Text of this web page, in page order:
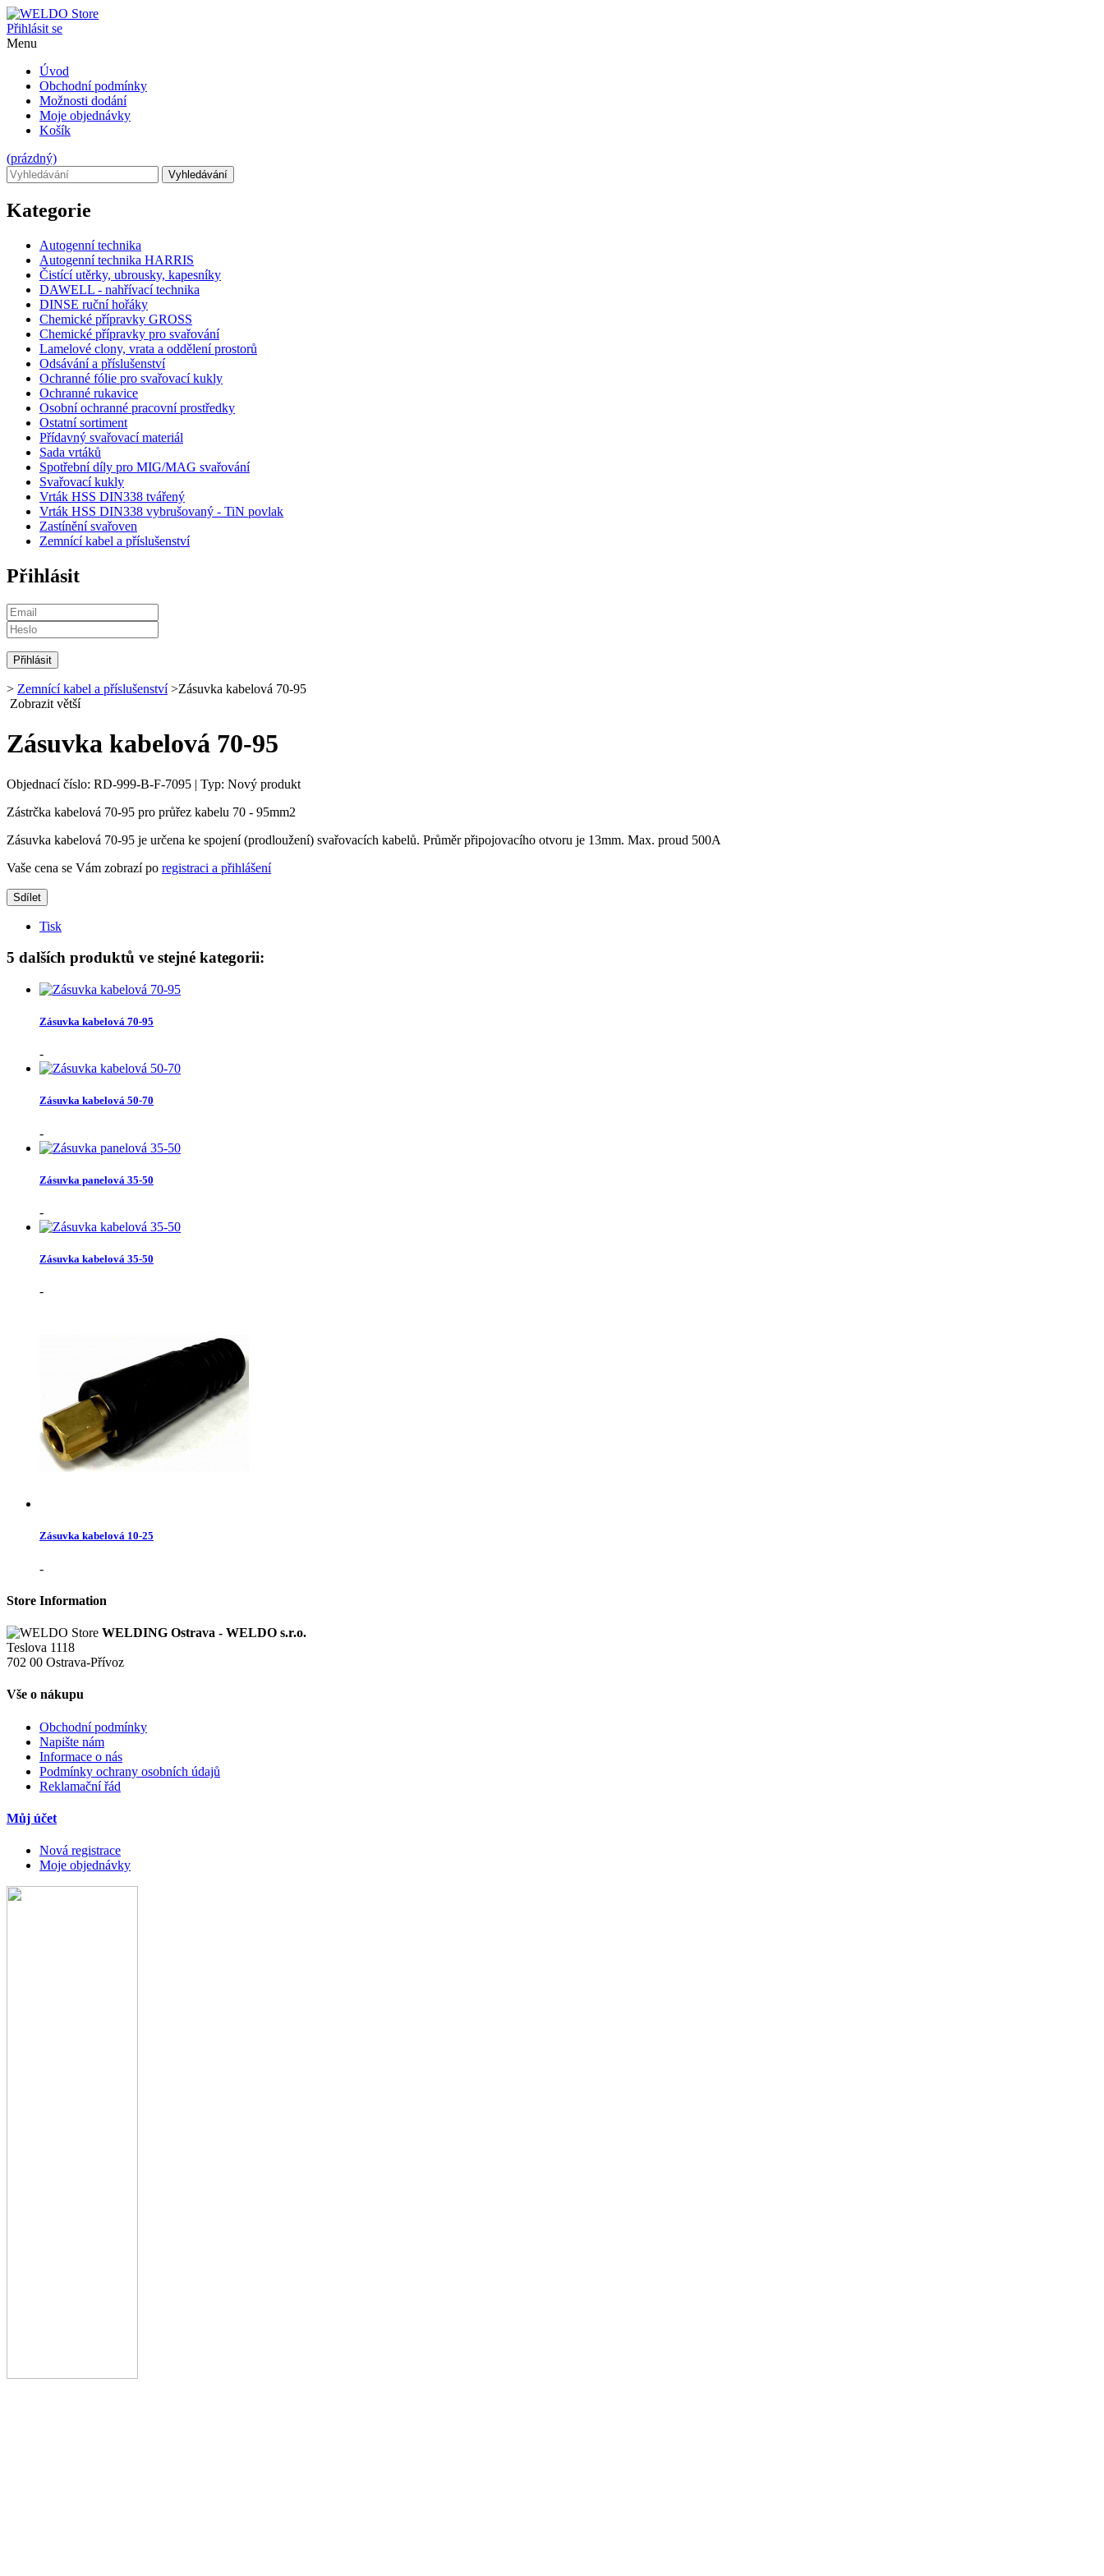
Přihlásit se
Menu
Úvod
Obchodní podmínky
Možnosti dodání
Moje objednávky
Košík
(prázdný)
Vyhledávání
Kategorie
Autogenní technika
Autogenní technika HARRIS
Čistící utěrky, ubrousky, kapesníky
DAWELL - nahřívací technika
DINSE ruční hořáky
Chemické přípravky GROSS
Chemické přípravky pro svařování
Lamelové clony, vrata a oddělení prostorů
Odsávání a příslušenství
Ochranné fólie pro svařovací kukly
Ochranné rukavice
Osobní ochranné pracovní prostředky
Ostatní sortiment
Přídavný svařovací materiál
Sada vrtáků
Spotřební díly pro MIG/MAG svařování
Svařovací kukly
Vrták HSS DIN338 tvářený
Vrták HSS DIN338 vybrušovaný - TiN povlak
Zastínění svařoven
Zemnící kabel a příslušenství
Přihlásit
> Zemnící kabel a příslušenství >Zásuvka kabelová 70-95
Zobrazit větší
Zásuvka kabelová 70-95
Objednací číslo: RD-999-B-F-7095 | Typ: Nový produkt
Zástrčka kabelová 70-95 pro průřez kabelu 70 - 95mm2
Zásuvka kabelová 70-95 je určena ke spojení (prodloužení) svařovacích kabelů. Průměr připojovacího otvoru je 13mm. Max. proud 500A
Vaše cena se Vám zobrazí po registraci a přihlášení
Sdílet
Tisk
5 dalších produktů ve stejné kategorii:
Zásuvka kabelová 70-95
-
Zásuvka kabelová 50-70
-
Zásuvka panelová 35-50
-
Zásuvka kabelová 35-50
-
Zásuvka kabelová 10-25
-
Store Information
WELDING Ostrava - WELDO s.r.o.
Teslova 1118
702 00 Ostrava-Přívoz
Vše o nákupu
Obchodní podmínky
Napište nám
Informace o nás
Podmínky ochrany osobních údajů
Reklamační řád
Můj účet
Nová registrace
Moje objednávky